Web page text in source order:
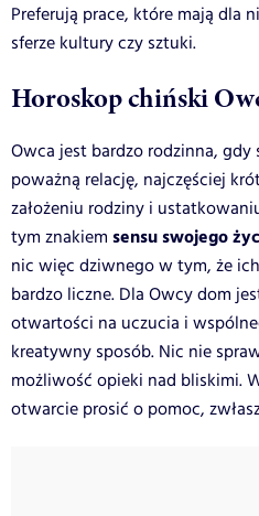
Preferują prace, które mają dla
sferze kultury czy sztuki.
Horoskop chiński
Owca jest bardzo rodzinna,
poważną relację, najczęściej
założeniu rodziny i
tym znakiem sensu swojego
nic więc dziwnego w tym, że
bardzo liczne. Dla Owcy dom
otwartości na uczucia i
kreatywny sposób. Nic nie
możliwość opieki nad bliskimi.
otwarcie prosić o pomoc,